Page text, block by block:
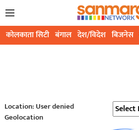
कोलकाता सिटी बंगाल देश/विदेश बिजनेस
Location: User denied
Geolocation